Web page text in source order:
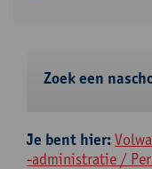
Zoek een
Je bent hier:
-administratie /